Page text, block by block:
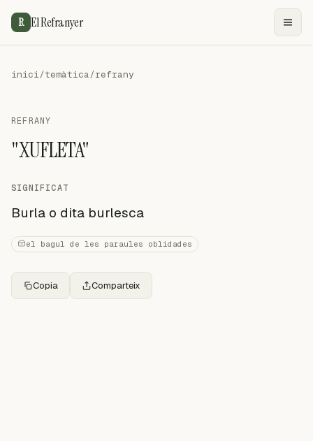
R El Refranyer
inici/temàtica/refrany
REFRANY
"XUFLETA"
SIGNIFICAT
Burla o dita burlesca
el bagul de les paraules oblidades
Copia Comparteix